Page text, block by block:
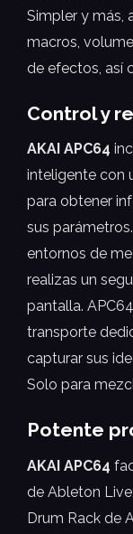
Simpler y más,
macros,
de efectos, así
Control y
AKAI APC64
inteligente con
para obtener
sus
entornos de
realizas un
pantalla.
transporte
capturar sus
Solo para
Potente
AKAI APC64
de Ableton
Drum Rack de